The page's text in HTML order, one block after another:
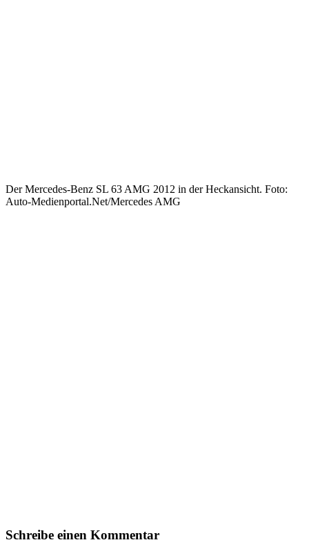
Der Mercedes-Benz SL 63 AMG 2012 in der Heckansicht. Foto:
Auto-Medienportal.Net/Mercedes AMG
Schreibe einen Kommentar